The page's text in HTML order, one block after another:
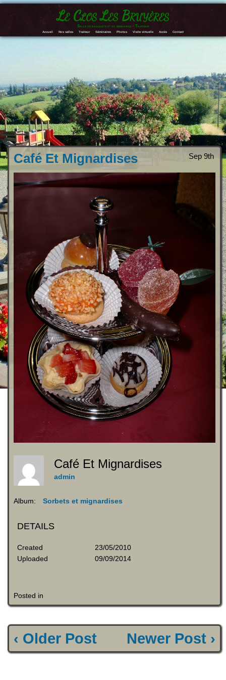
Le Clos Les Bruyères
Salle de banquets et de séminaires – Traiteur
Accueil Nos salles Traiteur Séminaires Photos Visite virtuelle Accès Contact
Sep 9th
Café Et Mignardises
Café Et Mignardises
admin
Album: Sorbets et mignardises
DETAILS
Created
23/05/2010
Uploaded
09/09/2014
Posted in
‹ Older Post Newer Post ›